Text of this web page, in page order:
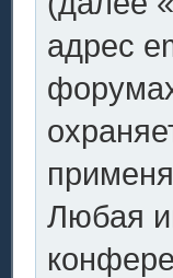
адрес
Любая